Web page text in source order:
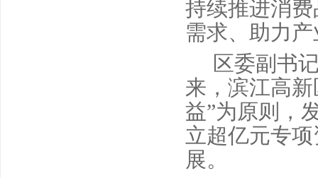
持续推进消
需求、助力
区委副书
来，滨江高
益”为原则，
立超亿元专
展。